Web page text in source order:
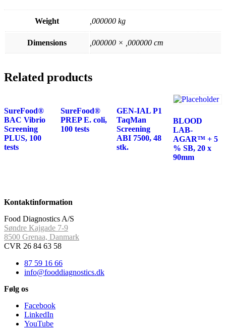
Weight ,000000 kg
Dimensions ,000000 × ,000000 cm
Related products
SureFood®
BAC Vibrio
Screening
PLUS, 100
tests
SureFood®
PREP E. coli,
100 tests
GEN-IAL P1
TaqMan
Screening
ABI 7500, 48
stk.
BLOOD
LAB-
AGAR™ + 5
% SB, 20 x
90mm
Kontaktinformation
Food Diagnostics A/S
Søndre Kajgade 7-9
8500 Grenaa, Danmark
CVR 26 84 63 58
87 59 16 66
info@fooddiagnostics.dk
Følg os
Facebook
LinkedIn
YouTube